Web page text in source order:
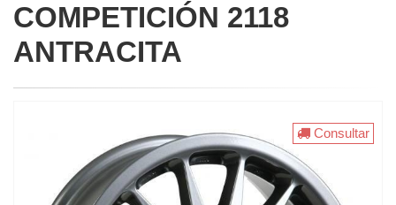
COMPETICIÓN 2118
ANTRACITA
Consultar